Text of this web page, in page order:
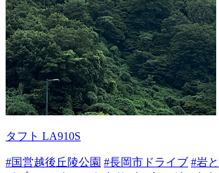
タフト LA910S
#国営越後丘陵公園 #長岡市ドライブ #岩